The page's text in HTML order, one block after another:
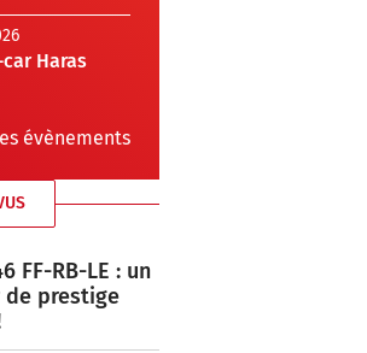
Haras
évènements
FF-RB-LE : un
de prestige